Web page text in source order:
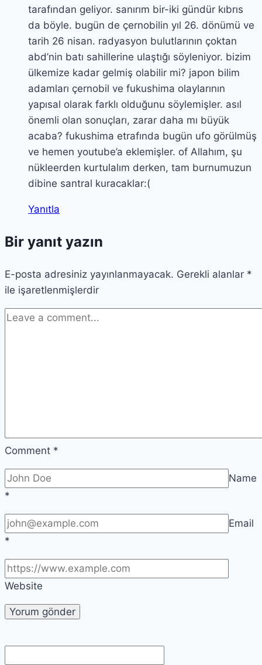
tarafından geliyor. sanırım bir-iki gündür kıbrıs
da böyle. bugün de çernobilin yıl 26. dönümü ve
tarih 26 nisan. radyasyon bulutlarının çoktan
abd’nin batı sahillerine ulaştığı söyleniyor. bizim
ülkemize kadar gelmiş olabilir mi? japon bilim
adamları çernobil ve fukushima olaylarının
yapısal olarak farklı olduğunu söylemişler. asıl
önemli olan sonuçları, zarar daha mı büyük
acaba? fukushima etrafında bugün ufo görülmüş
ve hemen youtube’a eklemişler. of Allahım, şu
nükleerden kurtulalım derken, tam burnumuzun
dibine santral kuracaklar:(
Yanıtla
Bir yanıt yazın
E-posta adresiniz yayınlanmayacak. Gerekli alanlar *
ile işaretlenmişlerdir
Comment *
Name
*
Email
*
Website